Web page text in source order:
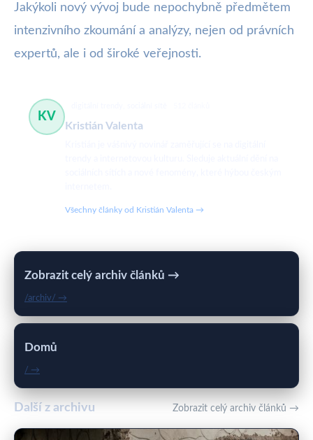
Jakýkoli nový vývoj bude nepochybně předmětem
intenzivního zkoumání a analýzy, nejen od právních
expertů, ale i od široké veřejnosti.
KV
Kristián Valenta
Všechny články od Kristián Valenta →
Zobrazit celý archiv článků →
/archiv/ →
Domů
/ →
Další z archivu Zobrazit celý archiv článků →